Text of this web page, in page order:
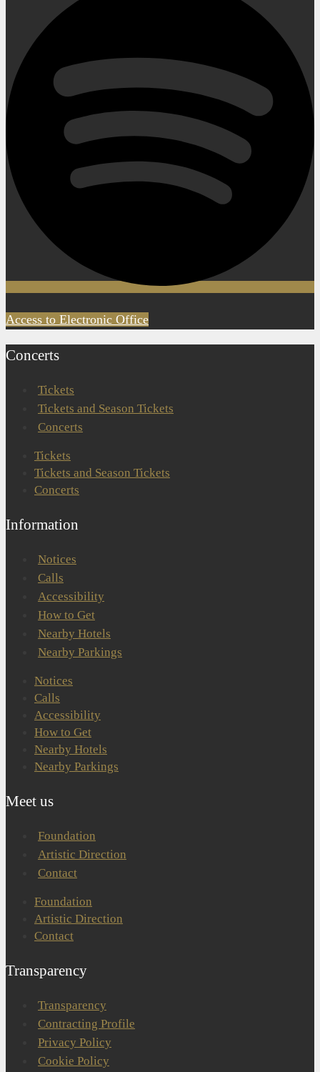
Access to Electronic Office
Concerts
Tickets
Tickets and Season Tickets
Concerts
Tickets
Tickets and Season Tickets
Concerts
Information
Notices
Calls
Accessibility
How to Get
Nearby Hotels
Nearby Parkings
Notices
Calls
Accessibility
How to Get
Nearby Hotels
Nearby Parkings
Meet us
Foundation
Artistic Direction
Contact
Foundation
Artistic Direction
Contact
Transparency
Transparency
Contracting Profile
Privacy Policy
Cookie Policy